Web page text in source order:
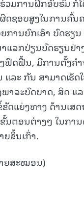
ດຊອບສູງໃນການຄົ້ນ
ການຍົກເອົາ ບົດຮຽ
ແລກປ່ຽນບົດຮຽນຢ່າ
ຟົດຟື້ນ, ມີການຕັ້ງຄໍ
ແລະ ກັນ ສາມາດເຮັ
ພາລະບົດບາດ, ສິດ
ດແຍ່ງທາງ ດ້ານເສ
ນຕອນຕ່າງໆ ໃນການ
ຂຶ້ນເກົ່າ.
ຍສະໝອນ)